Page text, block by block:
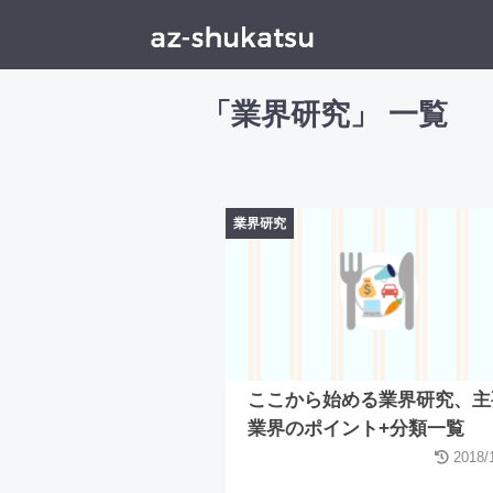
「業界研究」 一覧
業界研究
ここから始める業界研究、
業界のポイント+分類一覧
2018/